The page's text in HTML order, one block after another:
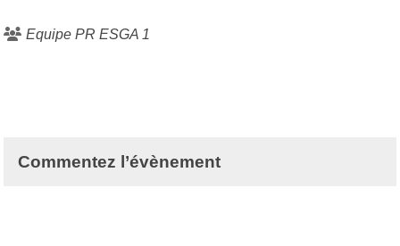
Equipe PR ESGA 1
Commentez l’évènement